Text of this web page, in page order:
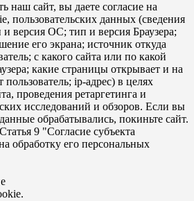
наш сайт, вы даете согласие на
пользовательских данных (сведения
версия ОС; тип и версия Браузера;
его экрана; источник откуда
с какого сайта или по какой
какие страницы открывает и на
ip-адрес) в целях
проведения ретаргетинга и
исследований и обзоров. Если вы
обрабатывались, покиньте сайт.
9 "Согласие субъекта
обработку его персональных